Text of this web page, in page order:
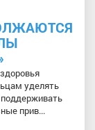
уделять
прив...